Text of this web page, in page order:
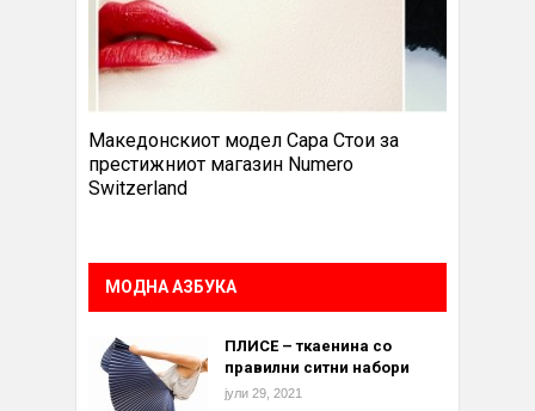
Македонскиот модел Сара Стои за
престижниот магазин Numero
Switzerland
МОДНА АЗБУКА
ПЛИСЕ – ткаенина со
правилни ситни набори
јули 29, 2021